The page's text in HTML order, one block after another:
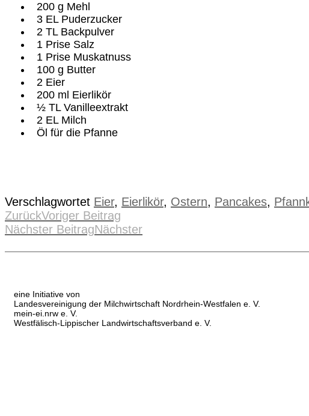
200 g Mehl
3 EL Puderzucker
2 TL Backpulver
1 Prise Salz
1 Prise Muskatnuss
100 g Butter
2 Eier
200 ml Eierlikör
½ TL Vanilleextrakt
2 EL Milch
Öl für die Pfanne
Verschlagwortet Eier, Eierlikör, Ostern, Pancakes,
ZurückVoriger Beitrag
Nächster BeitragNächster
eine Initiative von
Landesvereinigung der Milchwirtschaft Nordrhein-Westfalen e. V.
mein-ei.nrw e. V.
Westfälisch-Lippischer Landwirtschaftsverband e. V.